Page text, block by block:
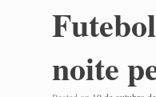
noite